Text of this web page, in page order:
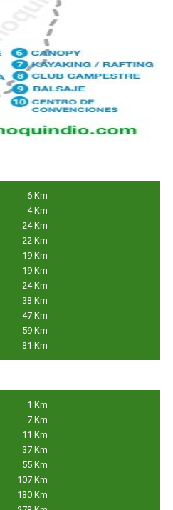
6 Km
4 Km
24 Km
22 Km
19 Km
19 Km
24 Km
38 Km
47 Km
59 Km
81 Km
1 Km
7 Km
11 Km
37 Km
55 Km
107 Km
180 Km